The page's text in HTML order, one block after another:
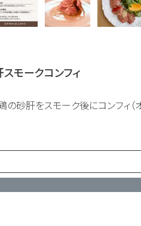
モークコンフィ
砂肝をスモーク後にコンフィ（